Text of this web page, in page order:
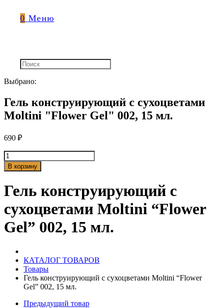
0 Меню
Выбрано:
Гель конструирующий с сухоцветами
Moltini "Flower Gel" 002, 15 мл.
690 ₽
Количество
товара
Гель
сухоцветами
Moltini
"Flower
Gel"
002,
В корзину
Гель конструирующий с
сухоцветами Moltini “Flower
Gel” 002, 15 мл.
КАТАЛОГ ТОВАРОВ
Товары
Гель конструирующий с сухоцветами Moltini “Flower
Gel” 002, 15 мл.
Предыдущий товар